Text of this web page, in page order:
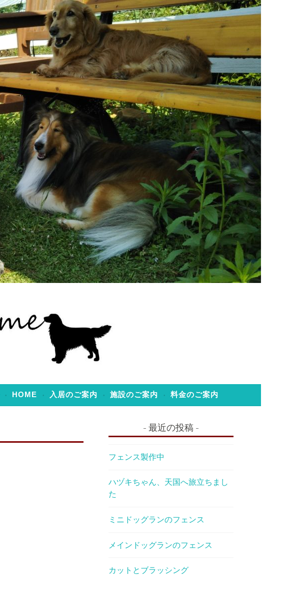
HOME 入居のご案内 施設のご案内 料金のご案内
最近の投稿
フェンス製作中
ハヅキちゃん、天国へ旅立ちまし
た
ミニドッグランのフェンス
メインドッグランのフェンス
カットとブラッシング